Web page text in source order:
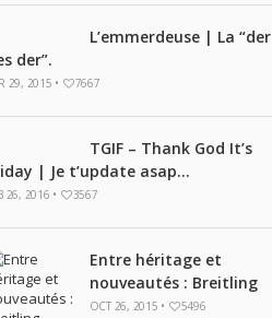
L’emmerdeuse | La “der
der”.
29, 2015 • 7667
TGIF – Thank God It’s
| Je t’update asap...
26, 2016 • 3567
Entre héritage et
nouveautés : Breitling
OCT 26, 2015 • 5496